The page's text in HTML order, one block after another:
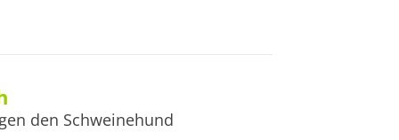
den Schweinehund